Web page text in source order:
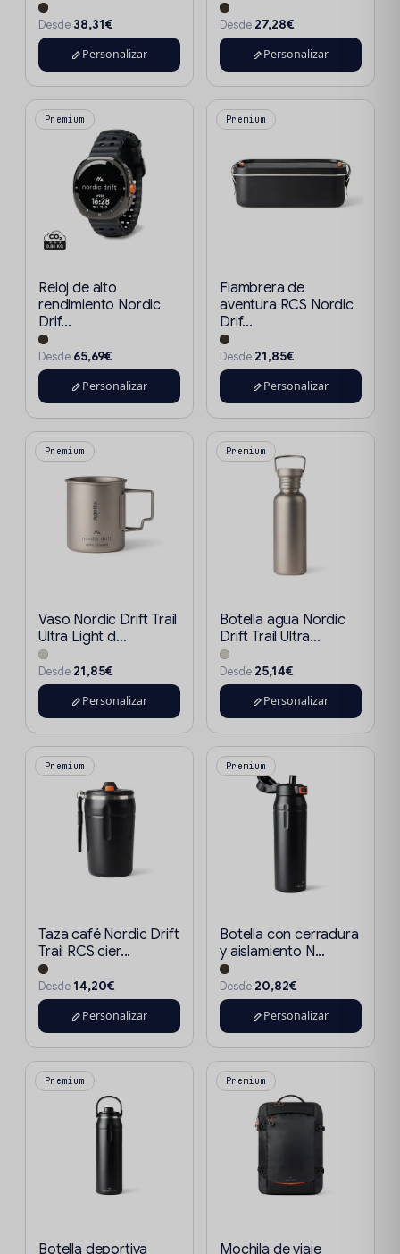
Desde 38,31€
Personalizar
Desde 27,28€
Personalizar
Premium
Reloj de alto
rendimiento Nordic
Drif...
Desde 65,69€
Personalizar
Premium
Fiambrera de
aventura RCS Nordic
Drif...
Desde 21,85€
Personalizar
Premium
Vaso Nordic Drift Trail
Ultra Light d...
Desde 21,85€
Personalizar
Premium
Botella agua Nordic
Drift Trail Ultra...
Desde 25,14€
Personalizar
Premium
Taza café Nordic Drift
Trail RCS cier...
Desde 14,20€
Personalizar
Premium
Botella con cerradura
y aislamiento N...
Desde 20,82€
Personalizar
Premium
Botella deportiva
Premium
Mochila de viaje